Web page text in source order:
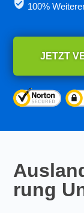
100%
JETZT
rung